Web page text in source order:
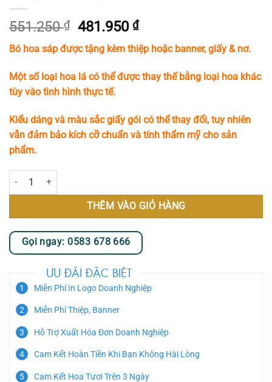
551.250₫
Giá
gốc
là:
551.250 ₫.
481.950₫Giá
hiện
tại
là:
481.950 ₫.
Bó hoa sáp được tặng kèm thiệp hoặc banner, giấy & nơ.
Một số loại hoa lá có thể được thay thế bằng loại hoa khác
tùy vào tình hình thực tế.
Kiểu dáng và màu sắc giấy gói có thể thay đổi, tuy nhiên
vẫn đảm bảo kích cỡ chuẩn và tính thẩm mỹ cho sản
phẩm.
Bó Hoa Sáp Form Tròn Với Tone Màu Xanh Hồng Thơ Mộng MS43 số
THÊM VÀO GIỎ HÀNG
Gọi ngay: 0583 678 666
ƯU ĐÃI ĐẶC BIỆT
Miễn Phí In Logo Doanh Nghiệp
Miễn Phí Thiệp, Banner
Hỗ Trợ Xuất Hóa Đơn Doanh Nghiệp
Cam Kết Hoàn Tiền Khi Bạn Không Hài Lòng
Cam Kết Hoa Tươi Trên 3 Ngày